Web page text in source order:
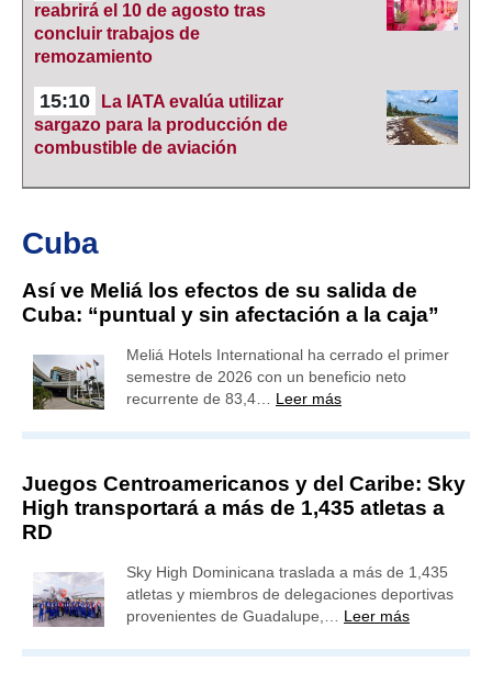
reabrirá el 10 de agosto tras
concluir trabajos de
remozamiento
15:10
La IATA evalúa utilizar
sargazo para la producción de
combustible de aviación
Cuba
Así ve Meliá los efectos de su salida de
Cuba: “puntual y sin afectación a la caja”
Meliá Hotels International ha cerrado el primer
semestre de 2026 con un beneficio neto
recurrente de 83,4… Leer más
Juegos Centroamericanos y del Caribe: Sky
High transportará a más de 1,435 atletas a
RD
Sky High Dominicana traslada a más de 1,435
atletas y miembros de delegaciones deportivas
provenientes de Guadalupe,… Leer más